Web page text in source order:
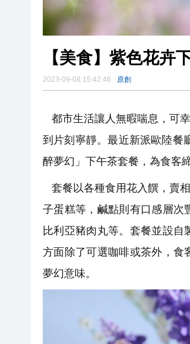
【美食】紫色花卉
2023-09-08 15:42:46 原創
都市生活讓人無暇喘息，可
到片刻寧靜。最近新派歐陸餐
醉夢幻」下午茶套餐，為食客
套餐以各種食用花入饌，賣
子蛋糕等，鹹點則有口感層次
比利亞豬肉丸等。套餐並設
方面除了可選咖啡或茶外，食
夢幻意味。